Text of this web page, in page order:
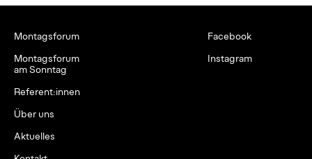
Montagsforum
Montagsforum
am Sonntag
Referent:innen
Über uns
Aktuelles
Facebook
Instagram